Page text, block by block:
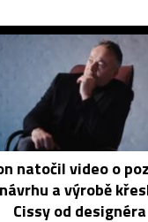
natočil video o
návrhu a výrobě
Cissy od designéra